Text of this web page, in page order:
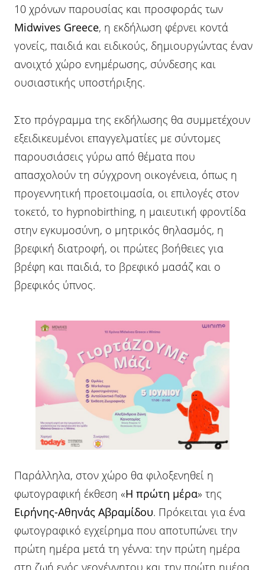
10 χρόνων παρουσίας και προσφοράς των
Midwives Greece, η εκδήλωση φέρνει κοντά
γονείς, παιδιά και ειδικούς, δημιουργώντας έναν
ανοιχτό χώρο ενημέρωσης, σύνδεσης και
ουσιαστικής υποστήριξης.
Στο πρόγραμμα της εκδήλωσης θα συμμετέχουν
εξειδικευμένοι επαγγελματίες με σύντομες
παρουσιάσεις γύρω από θέματα που
απασχολούν τη σύγχρονη οικογένεια, όπως η
προγεννητική προετοιμασία, οι επιλογές στον
τοκετό, το hypnobirthing, η μαιευτική φροντίδα
στην εγκυμοσύνη, ο μητρικός θηλασμός, η
βρεφική διατροφή, οι πρώτες βοήθειες για
βρέφη και παιδιά, το βρεφικό μασάζ και ο
βρεφικός ύπνος.
Παράλληλα, στον χώρο θα φιλοξενηθεί η
φωτογραφική έκθεση «Η πρώτη μέρα» της
Ειρήνης-Αθηνάς Αβραμίδου. Πρόκειται για ένα
φωτογραφικό εγχείρημα που αποτυπώνει την
πρώτη ημέρα μετά τη γέννα: την πρώτη ημέρα